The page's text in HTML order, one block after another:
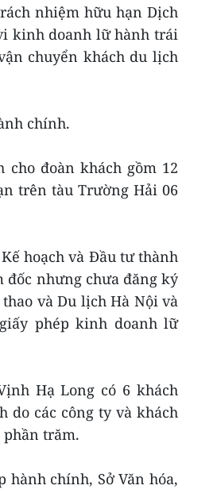
nhiệm hữu hạn Dịch
kinh doanh lữ hành trái
chuyển khách du lịch
chính.
đoàn khách gồm 12
trên tàu Trường Hải 06
hoạch và Đầu tư thành
đốc nhưng chưa đăng ký
và Du lịch Hà Nội và
phép kinh doanh lữ
Hạ Long có 6 khách
do các công ty và khách
phần trăm.
chính, Sở Văn hóa,